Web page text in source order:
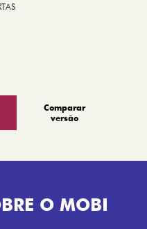
Comparar
versão
O MOBI